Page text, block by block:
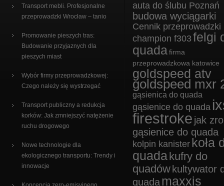
Transport mebli. Profesjonalne
przeprowadzki Wrocław – tanio
Promowanie pieszych tras:
Budowanie przyjaznych dla
pieszych miast
Wybór firmy przeprowadzkowej:
Czego należy się wystrzegać
Transport publiczny a redukcja
korków: Jak zmniejszyć natężenie
ruchu drogowego
Nowe technologie dla
ekologicznego transportu: Trendy i
innowacje
auta do ślubu Poznań
budowa wyciągarki
Cennik przeprowadzki
champion f303 felgi
quada firma
przeprowadzkowa katowice
goldspeed atv
goldspeed mxr
gąsienica do quada
gąsienice do quada
firestroke jak
gąsienice do quada
kolpin kanister koła
quada kufry do
quadów kultywator
quada maxxis